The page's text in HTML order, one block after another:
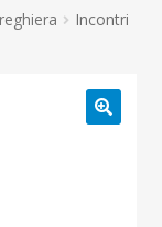
child
il
menu
Incontri